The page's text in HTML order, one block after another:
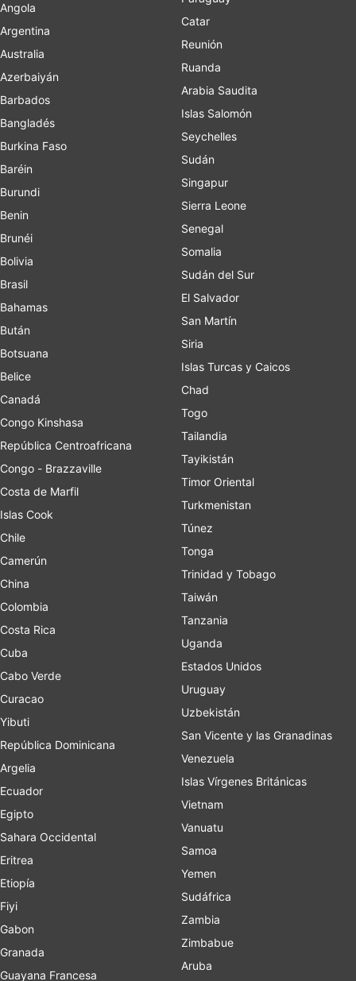
Angola
Argentina
Australia
Azerbaiyán
Barbados
Bangladés
Burkina Faso
Baréin
Burundi
Benin
Brunéi
Bolivia
Brasil
Bahamas
Bután
Botsuana
Belice
Canadá
Congo Kinshasa
República Centroafricana
Congo - Brazzaville
Costa de Marfil
Islas Cook
Chile
Camerún
China
Colombia
Costa Rica
Cuba
Cabo Verde
Curacao
Yibuti
República Dominicana
Argelia
Ecuador
Egipto
Sahara Occidental
Eritrea
Etiopía
Fiyi
Gabon
Granada
Guayana Francesa
Catar
Reunión
Ruanda
Arabia Saudita
Islas Salomón
Seychelles
Sudán
Singapur
Sierra Leone
Senegal
Somalia
Sudán del Sur
El Salvador
San Martín
Siria
Islas Turcas y Caicos
Chad
Togo
Tailandia
Tayikistán
Timor Oriental
Turkmenistan
Túnez
Tonga
Trinidad y Tobago
Taiwán
Tanzania
Uganda
Estados Unidos
Uruguay
Uzbekistán
San Vicente y las Granadinas
Venezuela
Islas Vírgenes Británicas
Vietnam
Vanuatu
Samoa
Yemen
Sudáfrica
Zambia
Zimbabue
Aruba